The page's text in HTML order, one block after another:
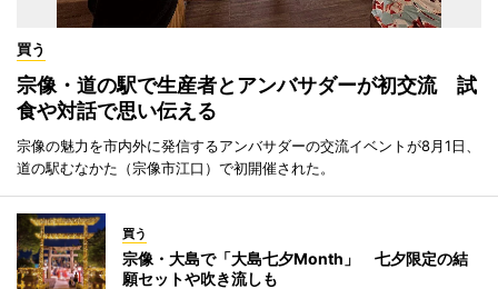
買う
宗像・道の駅で生産者とアンバサダーが初交流 試
食や対話で思い伝える
宗像の魅力を市内外に発信するアンバサダーの交流イベントが8月1日、
道の駅むなかた（宗像市江口）で初開催された。
買う
宗像・大島で「大島七夕Month」 七夕限定の結
願セットや吹き流しも